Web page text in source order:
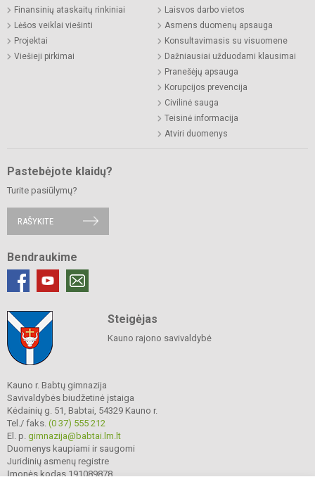
Finansinių ataskaitų rinkiniai
Lėšos veiklai viešinti
Projektai
Viešieji pirkimai
Laisvos darbo vietos
Asmens duomenų apsauga
Konsultavimasis su visuomene
Dažniausiai užduodami klausimai
Pranešėjų apsauga
Korupcijos prevencija
Civilinė sauga
Teisinė informacija
Atviri duomenys
Pastebėjote klaidų?
Turite pasiūlymų?
RAŠYKITE
Bendraukime
Steigėjas
Kauno rajono savivaldybė
Kauno r. Babtų gimnazija
Savivaldybės biudžetinė įstaiga
Kėdainių g. 51, Babtai, 54329 Kauno r.
Tel./ faks. (0 37) 555 212
El. p. gimnazija@babtai.lm.lt
Duomenys kaupiami ir saugomi
Juridinių asmenų registre
Įmonės kodas 191089878